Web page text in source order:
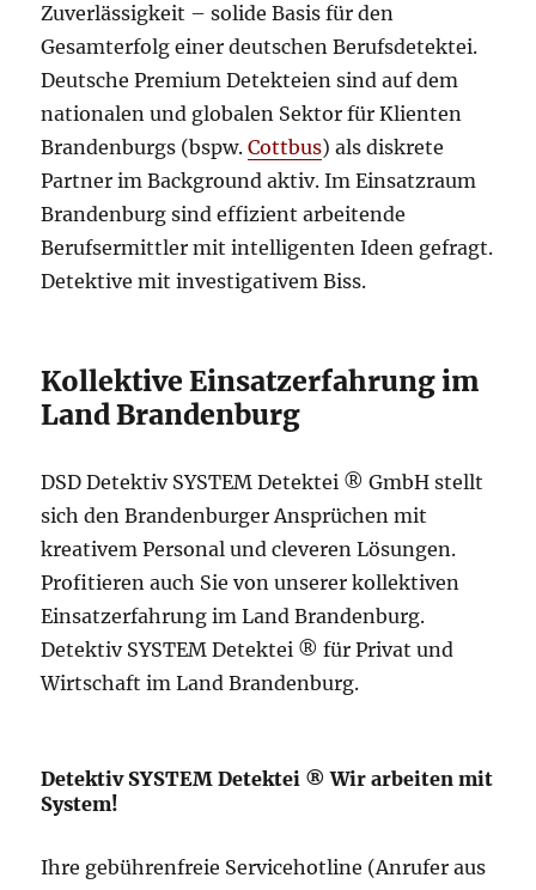
Zuverlässigkeit – solide Basis für den
Gesamterfolg einer deutschen Berufsdetektei.
Deutsche Premium Detekteien sind auf dem
nationalen und globalen Sektor für Klienten
Brandenburgs (bspw.Cottbus) als diskrete
Partner im Background aktiv. Im Einsatzraum
Brandenburg sind effizient arbeitende
Berufsermittler mit intelligenten Ideen gefragt.
Detektive mit investigativem Biss.
Kollektive Einsatzerfahrung im
Land Brandenburg
DSD Detektiv SYSTEM Detektei ® GmbH stellt
sich den Brandenburger Ansprüchen mit
kreativem Personal und cleveren Lösungen.
Profitieren auch Sie von unserer kollektiven
Einsatzerfahrung im Land Brandenburg.
Detektiv SYSTEM Detektei ® für Privat und
Wirtschaft im Land Brandenburg.
Detektiv SYSTEM Detektei ® Wir arbeiten mit
System!
Ihre gebührenfreie Servicehotline (Anrufer aus